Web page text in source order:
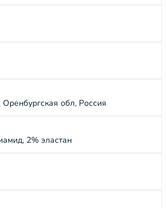
обл, Россия
2% эластан